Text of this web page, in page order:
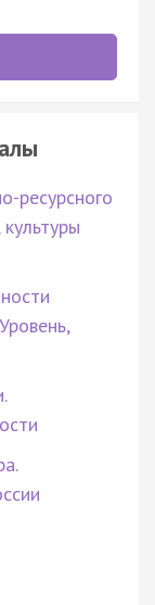
ресурсного